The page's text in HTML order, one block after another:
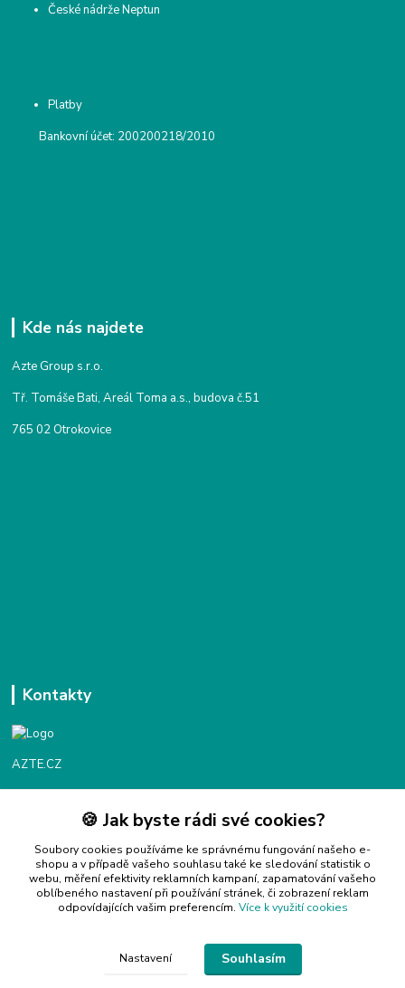
České nádrže Neptun
Platby
Bankovní účet: 200200218/2010
Kde nás najdete
Azte Group s.r.o.
Tř. Tomáše Bati, Areál Toma a.s., budova č.51
765 02 Otrokovice
Kontakty
AZTE.CZ
Objednávky / fakturace
Po - Čt 9:00 - 16:00
Info@azte.cz
🍪 Jak byste rádi své cookies?
Soubory cookies používáme ke správnému fungování našeho e-
shopu a v případě vašeho souhlasu také ke sledování statistik o
webu, měření efektivity reklamních kampaní, zapamatování vašeho
oblíbeného nastavení při používání stránek, či zobrazení reklam
odpovídajících vašim preferencím. Více k využití cookies
Nastavení Souhlasím